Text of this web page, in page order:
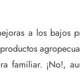
a los bajos
familiar. ¡No!,